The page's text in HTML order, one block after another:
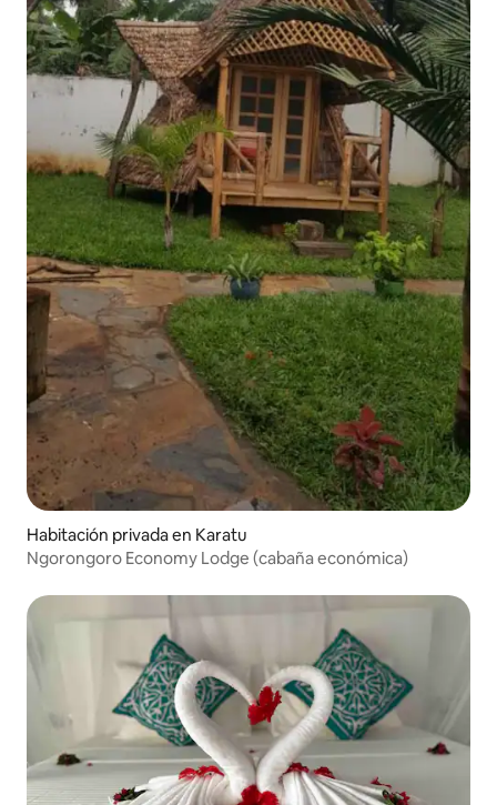
Habitación privada en Karatu
Ngorongoro Economy Lodge (cabaña económica)